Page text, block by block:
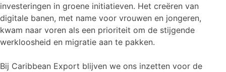
investeringen in groene initiatieven. Het creëren van
digitale banen, met name voor vrouwen en jongeren,
kwam naar voren als een prioriteit om de stijgende
werkloosheid en migratie aan te pakken.
Bij Caribbean Export blijven we ons inzetten voor de